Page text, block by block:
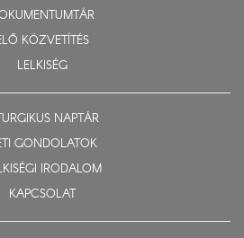
KÖZVETÍTÉS
LELKISÉG
NAPTÁR
GONDOLATOK
IRODALOM
KAPCSOLAT